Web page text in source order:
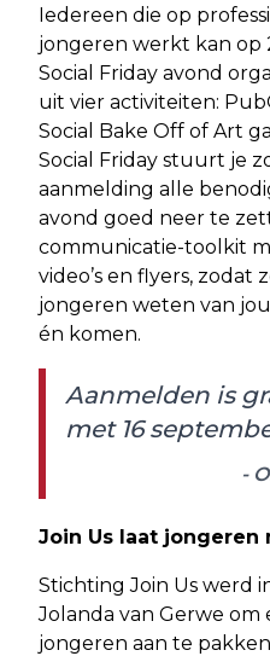
Iedereen die op
jongeren werkt kan op
Social Friday avond
uit vier activiteiten:
Social Bake Off of Art
Social Friday stuurt je
aanmelding alle
avond goed neer te
communicatie-toolkit
video’s en flyers, zodat
jongeren weten van
én komen.
Aanmelden is
met 16
-
Join Us laat jongeren
Stichting Join Us werd
Jolanda van Gerwe
jongeren aan te